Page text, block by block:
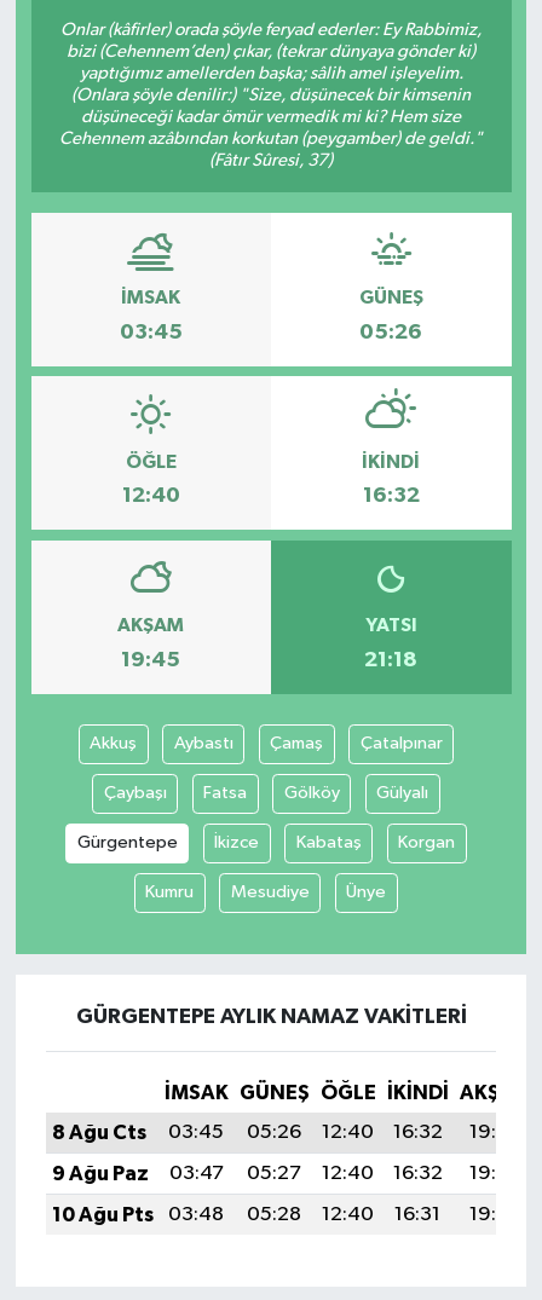
Onlar (kâfirler) orada şöyle feryad ederler: Ey Rabbimiz,
bizi (Cehennem’den) çıkar, (tekrar dünyaya gönder ki)
yaptığımız amellerden başka; sâlih amel işleyelim.
(Onlara şöyle denilir:) "Size, düşünecek bir kimsenin
düşüneceği kadar ömür vermedik mi ki? Hem size
Cehennem azâbından korkutan (peygamber) de geldi."
(Fâtır Sûresi, 37)
İMSAK
03:45
GÜNEŞ
05:26
ÖĞLE
12:40
İKINDI
16:32
AKŞAM
19:45
YATSI
21:18
Akkuş Aybastı Çamaş Çatalpınar
Çaybaşı Fatsa Gölköy Gülyalı
Gürgentepe İkizce Kabataş Korgan
Kumru Mesudiye Ünye
GÜRGENTEPE AYLIK NAMAZ VAKITLERI
İMSAK GÜNEŞ ÖĞLE İKINDI
AKŞAM
8 Ağu Cts
03:45 05:26 12:40 16:32
19:45
9 Ağu Paz
03:47 05:27 12:40 16:32
19:44
10 Ağu Pts
03:48 05:28 12:40 16:31 19:43